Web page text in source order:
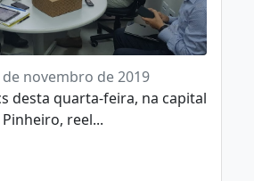
novembro de 2019
desta quarta-feira, na capital
reel...